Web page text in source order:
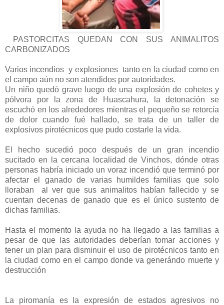
PASTORCITAS QUEDAN CON SUS ANIMALITOS
CARBONIZADOS
Varios incendios y explosiones tanto en la ciudad como en
el campo aún no son atendidos por autoridades.
Un niño quedó grave luego de una explosión de cohetes y
pólvora por la zona de Huascahura, la detonación se
escuchó en los alrededores mientras el pequeño se retorcía
de dolor cuando fué hallado, se trata de un taller de
explosivos pirotécnicos que pudo costarle la vida.
El hecho sucedió poco después de un gran incendio
sucitado en la cercana localidad de Vinchos, dónde otras
personas habría iniciado un voraz incendió que terminó por
afectar el ganado de varias humildes familias que solo
lloraban al ver que sus animalitos habían fallecido y se
cuentan decenas de ganado que es el único sustento de
dichas familias.
Hasta el momento la ayuda no ha llegado a las familias a
pesar de que las autoridades deberían tomar acciones y
tener un plan para disminuir el uso de pirotécnicos tanto en
la ciudad como en el campo donde va generándo muerte y
destrucción
La piromanía es la expresión de estados agresivos no